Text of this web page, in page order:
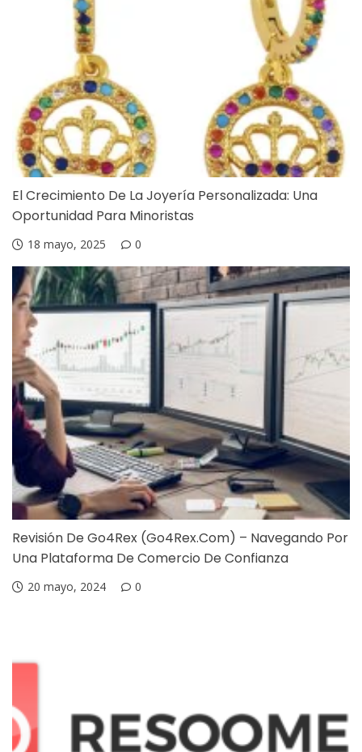
El Crecimiento De La Joyería Personalizada: Una
Oportunidad Para Minoristas
18 mayo, 2025 0
Revisión De Go4Rex (Go4Rex.com) – Navegando Por
Una Plataforma De Comercio De Confianza
20 mayo, 2024 0